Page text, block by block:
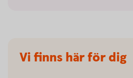
Vi finns här för dig